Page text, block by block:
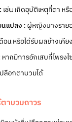
เช่น เกิดอุบัติเหตุที่ตา หรื
แปลง : ผู้หญิงบางราย
อน หรือได้รับผลข้างเคี
หากมีการอักเสบที่โพรง
ลือกตาบวมได้
าบวมถาวร